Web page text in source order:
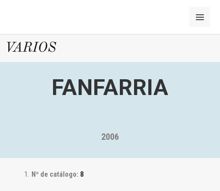
contenido
VARIOS
FANFARRIA
2006
Nº de catálogo: 8